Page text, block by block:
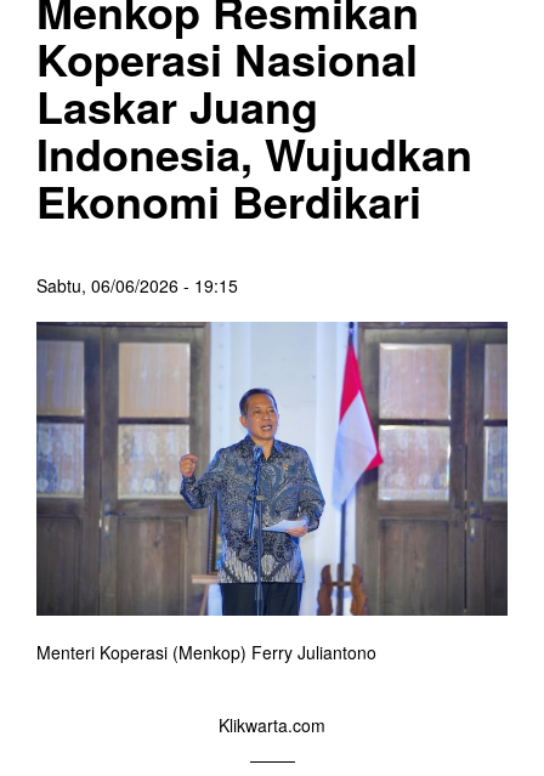
Koperasi Nasional
Laskar Juang
Indonesia, Wujudkan
Ekonomi Berdikari
Sabtu, 06/06/2026 - 19:15
Menteri Koperasi (Menkop) Ferry Juliantono
Klikwarta.com